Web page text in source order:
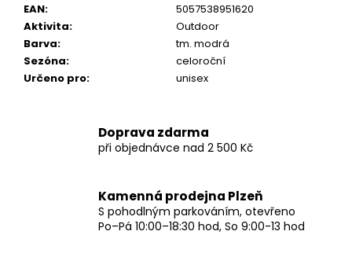
EAN:
5057538951620
Aktivita:
Outdoor
Barva:
tm. modrá
Sezóna:
celoroční
Určeno pro: unisex
Doprava zdarma
při objednávce nad 2 500 Kč
Kamenná prodejna Plzeň
S pohodlným parkováním, otevřeno
Po–Pá 10:00–18:30 hod, So 9:00-13 hod